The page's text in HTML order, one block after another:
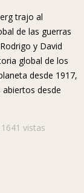
trajo al
de las guerras
y David
global de los
desde 1917,
abiertos desde
1641 vistas